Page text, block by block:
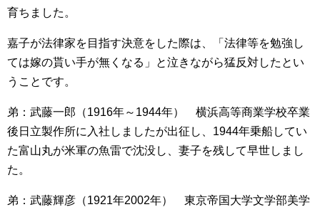
育ちました。
嘉子が法律家を目指す決意をした際は、「法律等を勉強し
ては嫁の貰い手が無くなる」と泣きながら猛反対したとい
うことです。
弟：武藤一郎（1916年～1944年） 横浜高等商業学校卒業
後日立製作所に入社しましたが出征し、1944年乗船してい
た富山丸が米軍の魚雷で沈没し、妻子を残して早世しまし
た。
弟：武藤輝彦（1921年2002年） 東京帝国大学文学部美学